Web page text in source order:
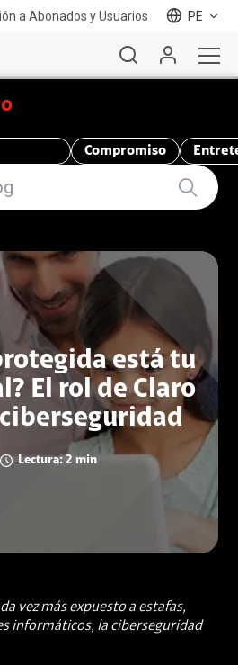
a Abonados y Usuarios PE
Compromiso
está tu
El rol de Claro
Lectura: 2 min
vez más expuesto a estafas,
informáticos, la ciberseguridad